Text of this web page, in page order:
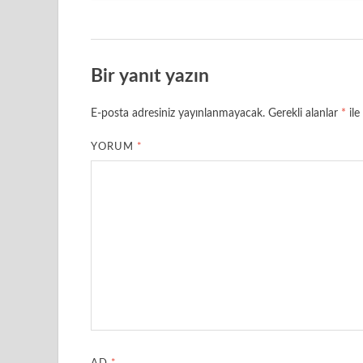
Bir yanıt yazın
E-posta adresiniz yayınlanmayacak. Gerekli alanlar * ile
YORUM *